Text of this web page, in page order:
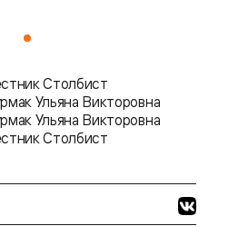
Столбист
Ульяна Викторовна
Ульяна Викторовна
Столбист